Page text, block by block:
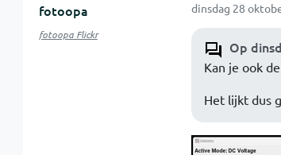
fotoopa
fotoopa Flickr
dinsdag 28
Op
Kan je ook
Het lijkt dus